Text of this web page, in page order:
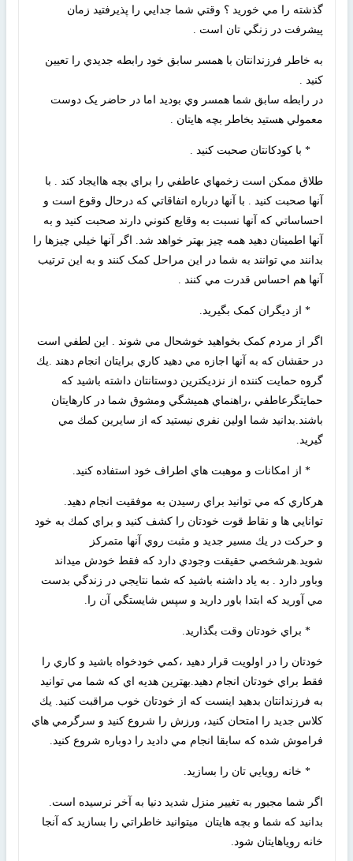
گذشته را مي خوريد ؟ وقتي شما جدايي را پذيرفتيد زمان
پيشرفت در زنگي تان است .
به خاطر فرزندانتان با همسر سابق خود رابطه جديدي را تعيين
کنيد .
در رابطه سابق شما همسر وي بوديد اما در حاضر يک دوست
معمولي هستيد بخاطر بچه هايتان .
* با کودکانتان صحبت کنيد .
طلاق ممکن است زخمهاي عاطفي را براي بچه هاايجاد کند . با
آنها صحبت کنيد . با آنها درباره اتفاقاتي که درحال وقوع است و
احساساتي که آنها نسبت به وقايع کنوني دارند صحبت کنيد و به
آنها اطمينان دهيد همه چيز بهتر خواهد شد. اگر آنها خيلي چيزها را
بدانند مي توانند به شما در اين مراحل کمک کنند و به اين ترتيب
آنها هم احساس قدرت مي کنند .
* از ديگران کمک بگيريد.
اگر از مردم کمک بخواهيد خوشحال مي شوند . اين لطفي است
در حقشان که به آنها اجازه مي دهيد کاري برايتان انجام دهند .يك
گروه حمايت كننده از نزديكترين دوستانتان داشته باشيد كه
حمايتگرعاطفي ،راهنماي هميشگي ومشوق شما در كارهايتان
باشند.بدانيد شما اولين نفري نيستيد كه از سايرين كمك مي
گيريد.
* از امكانات و موهبت هاي اطراف خود استفاده كنيد.
هركاري كه مي توانيد براي رسيدن به موفقيت انجام دهيد.
توانايي ها و نقاط قوت خودتان را كشف كنيد و براي كمك به خود
و حركت در يك مسير جديد و مثبت روي آنها متمركز
شويد.هرشخصي حقيقت وجودي دارد كه فقط خودش ميداند
وباور دارد . به ياد داشنه باشيد كه شما نتايجي در زندگي بدست
مي آوريد كه ابتدا باور داريد و سپس شايستگي آن را.
* براي خودتان وقت بگذاريد.
خودتان را در اولويت قرار دهيد ،كمي خودخواه باشيد و كاري را
فقط براي خودتان انجام دهيد.بهترين هديه اي كه شما مي توانيد
به فرزندانتان بدهيد اينست كه از خودتان خوب مراقبت كنيد. يك
كلاس جديد را امتحان كنيد، ورزش را شروع كنيد و سرگرمي هاي
فراموش شده كه سابقا انجام مي داديد را دوباره شروع كنيد.
* خانه رويايي تان را بسازيد.
اگر شما مجبور به تغيير منزل شديد دنيا به آخر نرسيده است.
بدانيد كه شما و بچه هايتان ميتوانيد خاطراتي را بسازيد كه آنجا
خانه روياهايتان شود.